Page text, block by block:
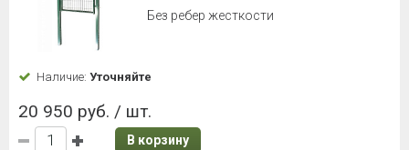
Без ребер жесткости
Наличие: Уточняйте
20 950 руб. / шт.
В корзину